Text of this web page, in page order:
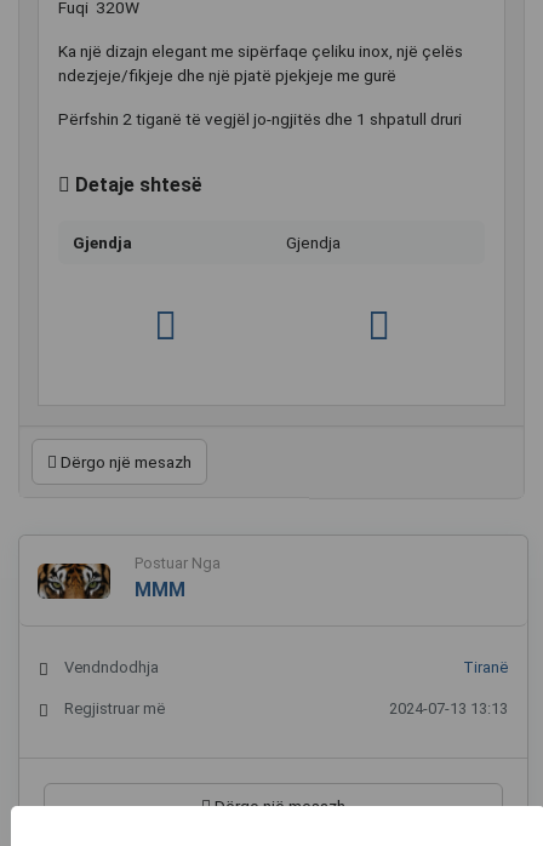
Fuqi 320W
Ka një dizajn elegant me sipërfaqe çeliku inox, një çelës
ndezjeje/fikjeje dhe një pjatë pjekjeje me gurë
Përfshin 2 tiganë të vegjël jo-ngjitës dhe 1 shpatull druri
Detaje shtesë
Gjendja Gjendja
Dërgo një mesazh
Postuar Nga
MMM
Vendndodhja Tiranë
Regjistruar më 2024-07-13 13:13
Dërgo një mesazh